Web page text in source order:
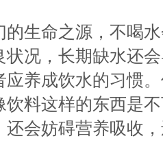
生命之源，不喝水
状况，长期缺水还
应养成饮水的习惯
饮料这样的东西是
还会妨碍营养吸收